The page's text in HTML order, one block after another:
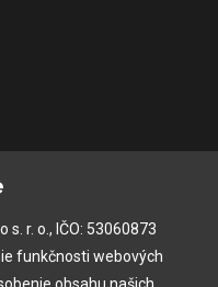
s. r. o., IČO: 53060873
funkčnosti webových
obsahu našich